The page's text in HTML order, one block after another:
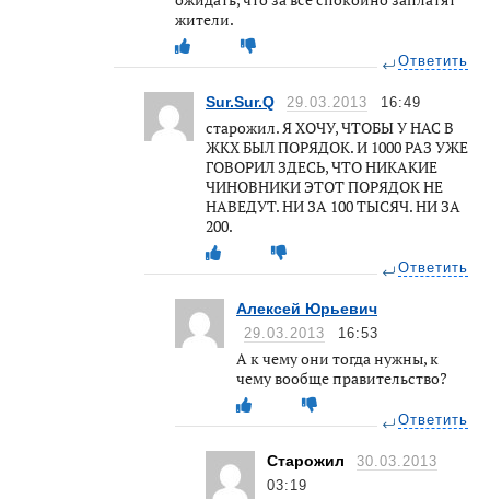
жители.
Ответить
Sur.Sur.Q 29.03.2013 16:49
старожил. Я ХОЧУ, ЧТОБЫ У НАС В
ЖКХ БЫЛ ПОРЯДОК. И 1000 РАЗ УЖЕ
ГОВОРИЛ ЗДЕСЬ, ЧТО НИКАКИЕ
ЧИНОВНИКИ ЭТОТ ПОРЯДОК НЕ
НАВЕДУТ. НИ ЗА 100 ТЫСЯЧ. НИ ЗА
200.
Ответить
Алексей Юрьевич
29.03.2013 16:53
А к чему они тогда нужны, к
чему вообще правительство?
Ответить
Старожил
30.03.2013
03:19